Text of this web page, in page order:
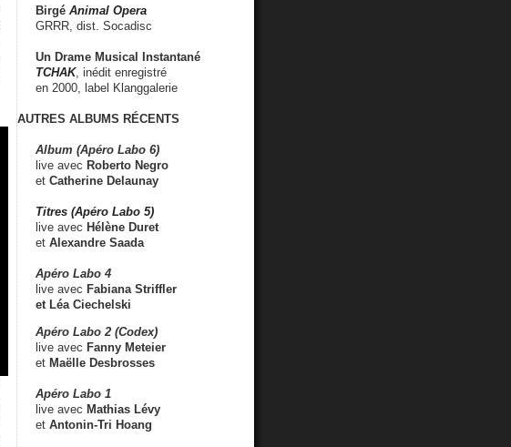
Birgé Animal Opera
GRRR, dist. Socadisc
Un Drame Musical Instantané
TCHAK, inédit enregistré
en 2000, label Klanggalerie
AUTRES ALBUMS RÉCENTS
Album (Apéro Labo 6)
live avec Roberto Negro
et Catherine Delaunay
Titres (Apéro Labo 5)
live avec Hélène Duret
et Alexandre Saada
Apéro Labo 4
live avec Fabiana Striffler
et Léa Ciechelski
Apéro Labo 2 (Codex)
live avec Fanny Meteier
et Maëlle Desbrosses
Apéro Labo 1
live avec Mathias Lévy
et Antonin-Tri Hoang